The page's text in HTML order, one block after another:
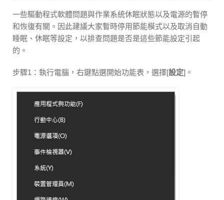
一些驅動程式軟體問題與作業系統休眠狀態以及電源的暫停
和恢復有關。因此建議大家暫時停用節能模式以及取消自動
睡眠、休眠等設定，以排查問題是否是這些節能設定引起
的。
步驟1：執行電腦，右鍵點選開始功能表，選擇[設定]。